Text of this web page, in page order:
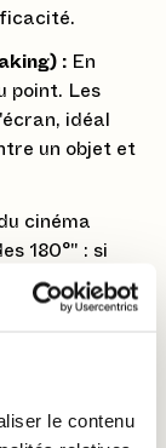
le contenu
: En
point. Les
idéal
un objet et
cinéma
180°" : si
sur 1/60.